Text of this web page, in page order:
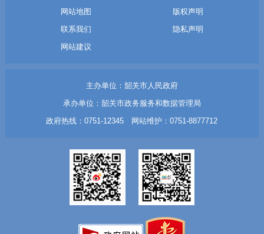
网站地图
版权声明
联系我们
隐私声明
网站建议
主办单位：韶关市人民政府
承办单位：韶关市政务服务和数据管理局
政府热线：0751-12345 网站维护：0751-8877712